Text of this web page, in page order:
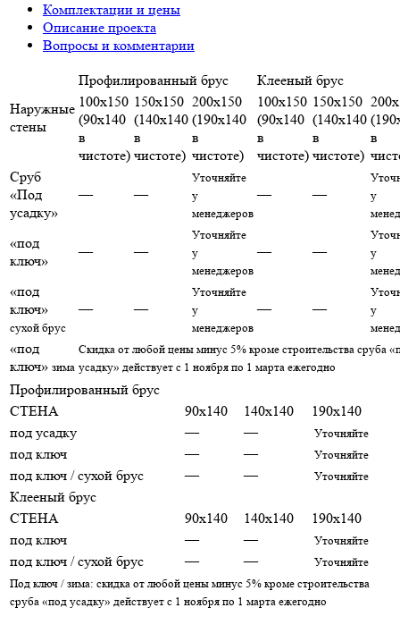
Комплектации и цены
Описание проекта
Вопросы и комментарии
Наружные
стены
Профилированный брус
Клееный брус
100х150
(90х140
в
чистоте)
150х150
(140х140
в
чистоте)
200х150
(190х140
в
чистоте)
100х150
(90х140
в
чистоте)
150х150
(140х140
в
чистоте)
в
Сруб
«Под
усадку»
— —
Уточняйте
у
менеджеров
— —
у
«под
ключ»
— —
Уточняйте
у
менеджеров
— —
у
«под
ключ»
сухой брус
— —
Уточняйте
у
менеджеров
— —
у
«под
ключ» зима
Скидка от любой цены минус 5% кроме строительства сруба
усадку» действует с 1 ноября по 1 марта ежегодно
Профилированный брус
СТЕНА
90x140 140x140
190x140
под усадку
— — Уточняйте
под ключ — — Уточняйте
под ключ / сухой брус — — Уточняйте
Клееный брус
СТЕНА
90x140 140x140
190x140
под ключ
— — Уточняйте
под ключ / сухой брус — —
Уточняйте
Под ключ / зима: скидка от любой цены минус 5% кроме строительства
сруба «под усадку» действует с 1 ноября по 1 марта ежегодно